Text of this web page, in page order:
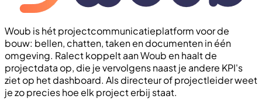
Woub is hét projectcommunicatieplatform voor de
bouw: bellen, chatten, taken en documenten in één
omgeving. Ralect koppelt aan Woub en haalt de
projectdata op, die je vervolgens naast je andere KPI's
ziet op het dashboard. Als directeur of projectleider weet
je zo precies hoe elk project erbij staat.